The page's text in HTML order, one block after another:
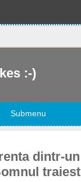
:-)
Submenu
dintr-